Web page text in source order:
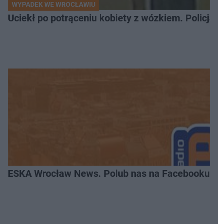
WYPADEK WE WROCŁAWIU
Uciekł po potrąceniu kobiety z wózkiem.
ESKA Wrocław News. Polub nas na Facebooku!